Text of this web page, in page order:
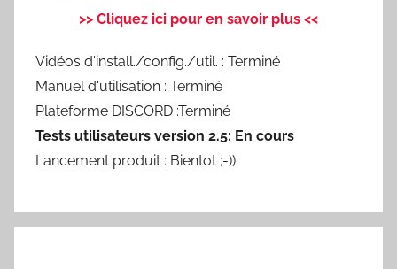
>> Cliquez ici pour en savoir plus <<
Vidéos d'install./config./util. : Terminé
Manuel d'utilisation : Terminé
Plateforme DISCORD :Terminé
Tests utilisateurs version 2.5: En cours
Lancement produit : Bientot ;-))